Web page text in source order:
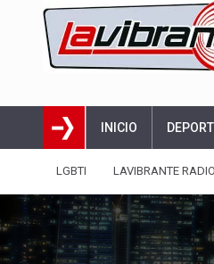
INICIO
LGBTI LAVIBRANTE